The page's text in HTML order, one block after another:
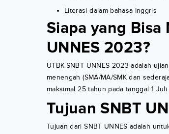
Literasi dalam bahasa Inggris
Siapa yang Bisa
UNNES 2023?
UTBK-SNBT UNNES 2023 adalah
menengah (SMA/MA/SMK dan
maksimal 25 tahun pada tanggal 1
Tujuan SNBT
Tujuan dari SNBT UNNES adalah